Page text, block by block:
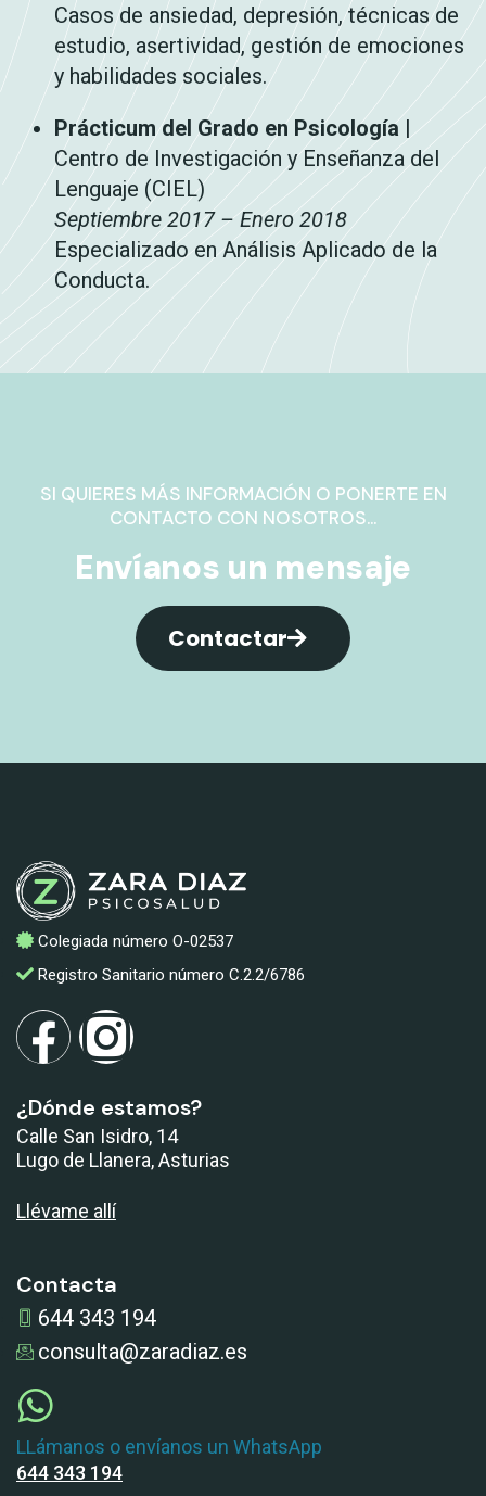
Casos de ansiedad, depresión, técnicas de
estudio, asertividad, gestión de emociones
y habilidades sociales.
Prácticum del Grado en Psicología |
Centro de Investigación y Enseñanza del
Lenguaje (CIEL)
Septiembre 2017 – Enero 2018
Especializado en Análisis Aplicado de la
Conducta.
SI QUIERES MÁS INFORMACIÓN O PONERTE EN
CONTACTO CON NOSOTROS...
Envíanos un mensaje
Contactar
Colegiada número O-02537
Registro Sanitario número C.2.2/6786
¿Dónde estamos?
Calle San Isidro, 14
Lugo de Llanera, Asturias
Llévame allí
Contacta
644 343 194
consulta@zaradiaz.es
LLámanos o envíanos un WhatsApp
644 343 194